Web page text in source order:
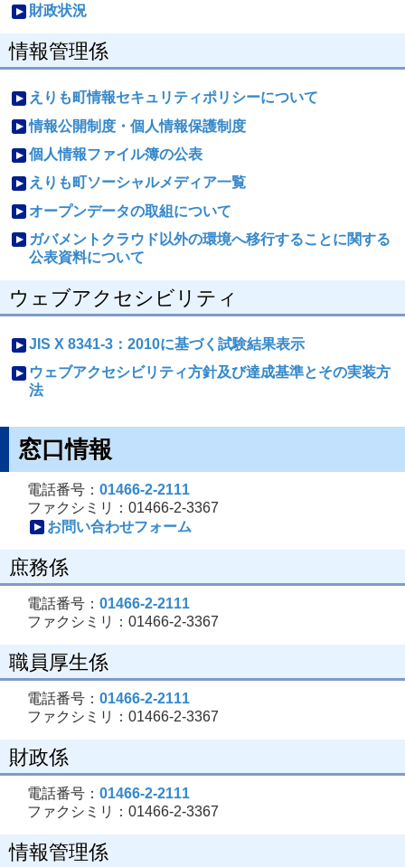
財政状況
情報管理係
えりも町情報セキュリティポリシーについて
情報公開制度・個人情報保護制度
個人情報ファイル簿の公表
えりも町ソーシャルメディア一覧
オープンデータの取組について
ガバメントクラウド以外の環境へ移行することに関する
公表資料について
ウェブアクセシビリティ
JIS X 8341-3：2010に基づく試験結果表示
ウェブアクセシビリティ方針及び達成基準とその実装方
法
窓口情報
電話番号： 01466-2-2111
ファクシミリ：01466-2-3367
お問い合わせフォーム
庶務係
電話番号： 01466-2-2111
ファクシミリ：01466-2-3367
職員厚生係
電話番号： 01466-2-2111
ファクシミリ：01466-2-3367
財政係
電話番号： 01466-2-2111
ファクシミリ：01466-2-3367
情報管理係